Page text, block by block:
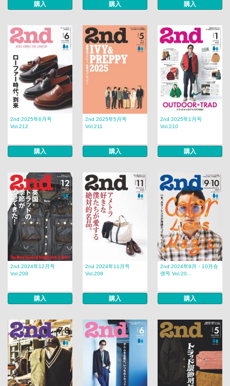
購入 購入 購入
2nd 2025年6月号
Vol.212
購入
2nd 2025年5月号
Vol.211
購入
2nd 2025年1月号
Vol.210
購入
2nd 2024年12月号
Vol.209
購入
2nd 2024年11月号
Vol.208
購入
2nd 2024年9月・10月合
併号 Vol.20...
購入